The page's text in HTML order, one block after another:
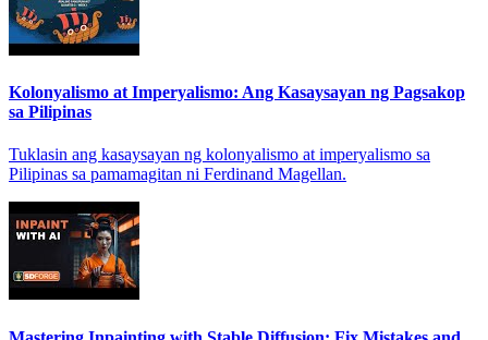
Kolonyalismo at Imperyalismo: Ang Kasaysayan ng Pagsakop
sa Pilipinas
Tuklasin ang kasaysayan ng kolonyalismo at imperyalismo sa
Pilipinas sa pamamagitan ni Ferdinand Magellan.